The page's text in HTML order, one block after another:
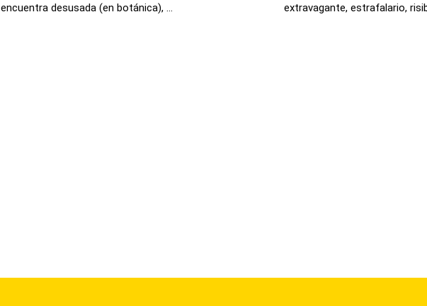
encuentra desusada (en botánica), ...
extravagante, estrafalario,